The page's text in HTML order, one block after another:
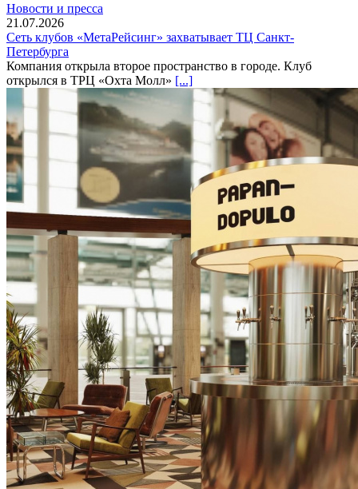
Новости и пресса
21.07.2026
Сеть клубов «МетаРейсинг» захватывает ТЦ Санкт-
Петербурга
Компания открыла второе пространство в городе. Клуб
открылся в ТРЦ «Охта Молл» [...]